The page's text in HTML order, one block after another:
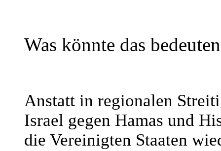
Was könnte das
Anstatt in regionalen
Israel gegen Hamas und
die Vereinigten Staaten